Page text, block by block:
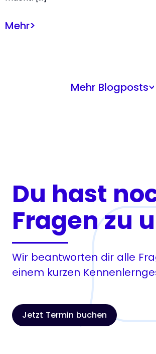
Mehr>
Mehr Blogposts>
Du hast
Fragen zu
Wir beantworten dir alle
einem kurzen
Jetzt Termin buchen